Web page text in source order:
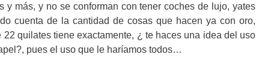
y más, y no se conforman con tener coches de lujo, yates
cuenta de la cantidad de cosas que hacen ya con oro,
quilates tiene exactamente, ¿ te haces una idea del uso
pues el uso que le haríamos todos…